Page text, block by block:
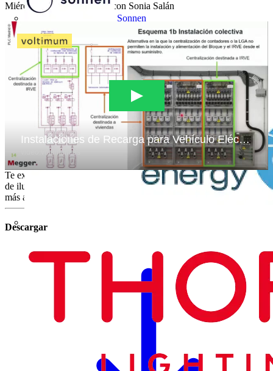
Sonnen
SUMCAB
Miércoles 24 de noviembre con Sonia Salán
Te explicamos qué propuestas ofrece Signify para abordar proyectos
de iluminación bajo criterios de economía circular, dando un paso
más a una iluminación energéticamente eficiente y sostenible.
Descargar